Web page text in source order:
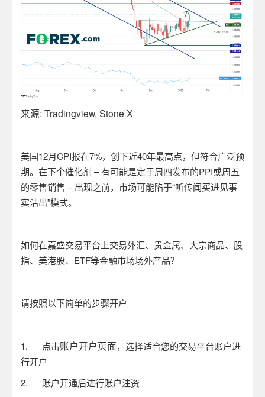
来源: Tradingview, Stone X
美国12月CPI报在7%，创下近40年最高点，但符合广泛预
期。在下个催化剂 –有可能是定于周四发布的PPI或周五
的零售销售 – 出现之前，市场可能陷于“听传闻买进见事
实沽出”模式。
如何在嘉盛交易平台上交易外汇、贵金属、大宗商品、股
指、美港股、 ETF等金融市场场外产品？
请按照以下简单的步骤开户
1. 点击账户开户页面，选择适合您的交易平台账户进
行开户
2. 账户开通后进行账户注资